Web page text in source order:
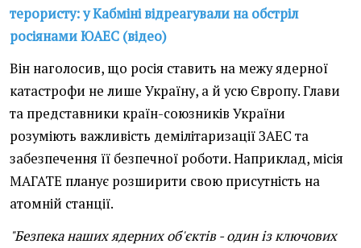
терористу: у Кабміні відреагували на обстріл
росіянами ЮАЕС (відео)
Він наголосив, що росія ставить на межу ядерної
катастрофи не лише Україну, а й усю Європу. Глави
та представники країн-союзників України
розуміють важливість демілітаризації ЗАЕС та
забезпечення її безпечної роботи. Наприклад, місія
МАГАТЕ планує розширити свою присутність на
атомній станції.
"Безпека наших ядерних об'єктів - один із ключових